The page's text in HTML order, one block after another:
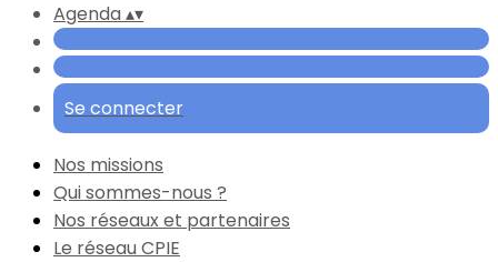
Agenda▴▾
Se connecter
Nos missions
Qui sommes-nous ?
Nos réseaux et partenaires
Le réseau CPIE